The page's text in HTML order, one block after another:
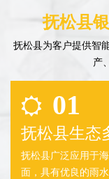
抚松县
抚松县为客户提供智
产
01
抚松县生态
抚松县广泛应用于
面，具有优良的雨水